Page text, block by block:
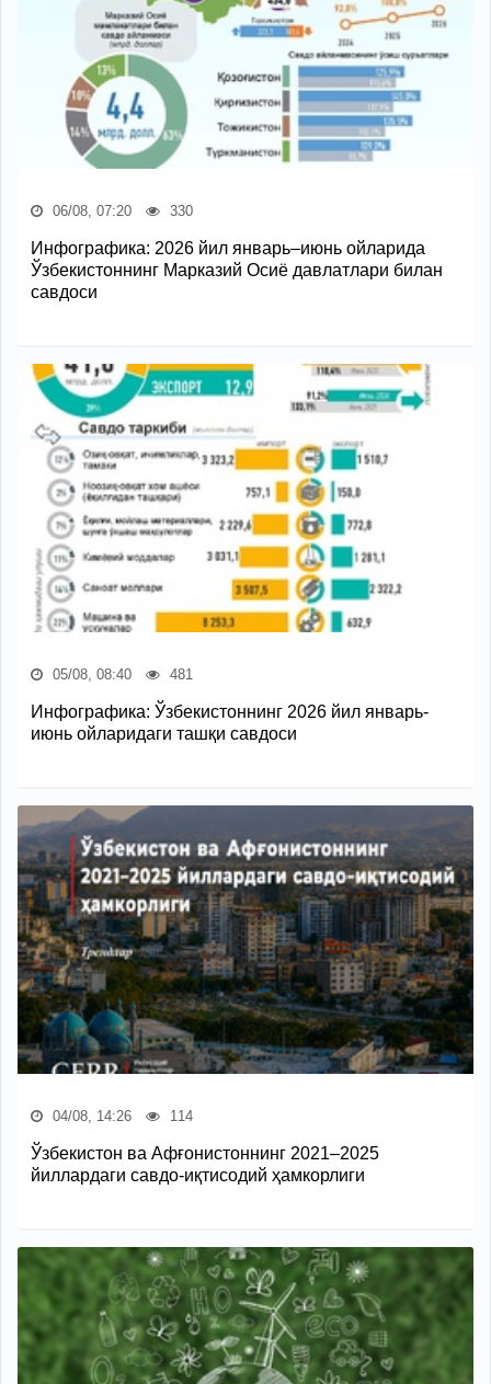
06/08, 07:20 330
Инфографика: 2026 йил январь–июнь ойларида
Ўзбекистоннинг Марказий Осиё давлатлари билан
савдоси
05/08, 08:40 481
Инфографика: Ўзбекистоннинг 2026 йил январь-
июнь ойларидаги ташқи савдоси
04/08, 14:26 114
Ўзбекистон ва Афғонистоннинг 2021–2025
йиллардаги савдо-иқтисодий ҳамкорлиги